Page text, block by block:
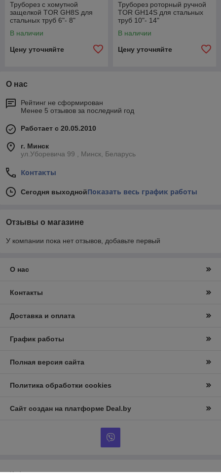
Труборез с хомутной
защелкой TOR GH8S для
стальных труб 6"- 8"
В наличии
Цену уточняйте
Труборез роторный ручной
TOR GH14S для стальных
труб 10"- 14"
В наличии
Цену уточняйте
О нас
Рейтинг не сформирован
Менее 5 отзывов за последний год
Работает с 20.05.2010
г. Минск
ул.Уборевича 99 , Минск, Беларусь
Контакты
Сегодня выходнойПоказать весь график работы
Отзывы о магазине
У компании пока нет отзывов, добавьте первый
О нас
Контакты
Доставка и оплата
График работы
Полная версия сайта
Политика обработки cookies
Сайт создан на платформе Deal.by